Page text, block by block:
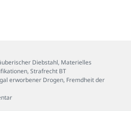
Diebstahl, Materielles
,Strafrecht BT
erworbener Drogen, Fremdheit der
zu Filmdosen-Fall